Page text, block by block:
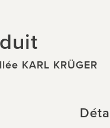
KARL KRÜGER